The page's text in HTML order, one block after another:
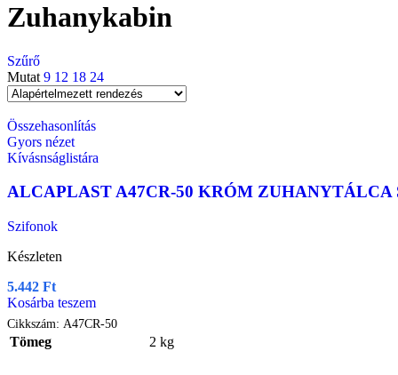
Zuhanykabin
Szűrő
Mutat 9 12 18 24
Összehasonlítás
Gyors nézet
Kívásnságlistára
ALCAPLAST A47CR-50 KRÓM ZUHANYTÁLCA
Szifonok
Készleten
5.442 Ft
Kosárba teszem
Cikkszám: A47CR-50
Tömeg 2 kg